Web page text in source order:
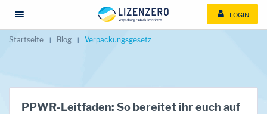
Menü öffnen/schließen LOGIN
Startseite Blog Verpackungsgesetz
PPWR-Leitfaden: So bereitet ihr euch auf